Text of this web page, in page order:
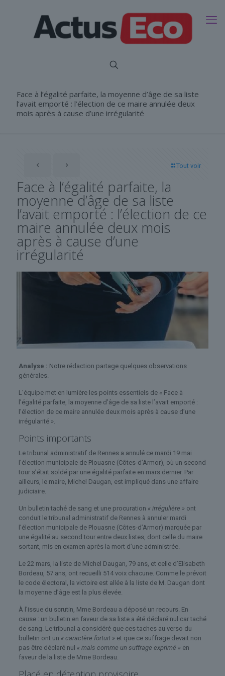
Face à l’égalité parfaite, la moyenne d’âge de sa liste
l’avait emporté : l’élection de ce maire annulée deux
mois après à cause d’une irrégularité
Tout voir
Face à l’égalité parfaite, la
moyenne d’âge de sa liste
l’avait emporté : l’élection de ce
maire annulée deux mois
après à cause d’une
irrégularité
Analyse : Notre rédaction partage quelques observations
générales.
L'équipe met en lumière les points essentiels de « Face à
l’égalité parfaite, la moyenne d’âge de sa liste l’avait emporté :
l’élection de ce maire annulée deux mois après à cause d’une
irrégularité ».
Points importants
Le tribunal administratif de Rennes a annulé ce mardi 19 mai
l’élection municipale de Plouasne (Côtes-d’Armor), où un second
tour s’était soldé par une égalité parfaite en mars dernier. Par
ailleurs, le maire, Michel Daugan, est impliqué dans une affaire
judiciaire.
Un bulletin taché de sang et une procuration « irrégulière » ont
conduit le tribunal administratif de Rennes à annuler mardi
l’élection municipale de Plouasne (Côtes-d’Armor) marquée par
une égalité au second tour entre deux listes, dont celle du maire
sortant, mis en examen après la mort d’une administrée.
Le 22 mars, la liste de Michel Daugan, 79 ans, et celle d’Elisabeth
Bordeau, 57 ans, ont recueilli 514 voix chacune. Comme le prévoit
le code électoral, la victoire est allée à la liste de M. Daugan dont
la moyenne d’âge est la plus élevée.
À l’issue du scrutin, Mme Bordeau a déposé un recours. En
cause : un bulletin en faveur de sa liste a été déclaré nul car taché
de sang. Le tribunal a considéré que ces taches au verso du
bulletin ont un « caractère fortuit » et que ce suffrage devait non
pas être déclaré nul « mais comme un suffrage exprimé » en
faveur de la liste de Mme Bordeau.